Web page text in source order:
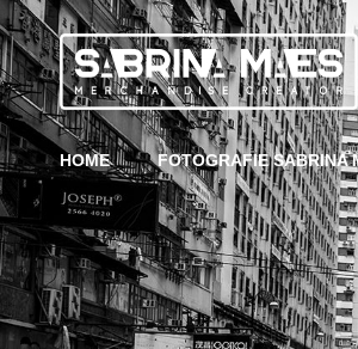
HOME FOTOGRAFIE SABRINA